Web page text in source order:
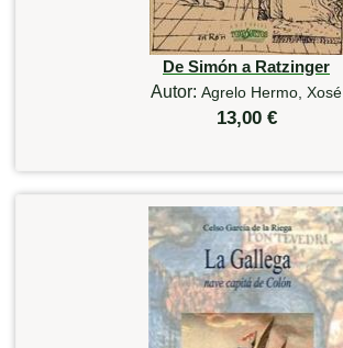
De Simón a Ratzinger
Autor: Agrelo Hermo, Xosé
13,00 €